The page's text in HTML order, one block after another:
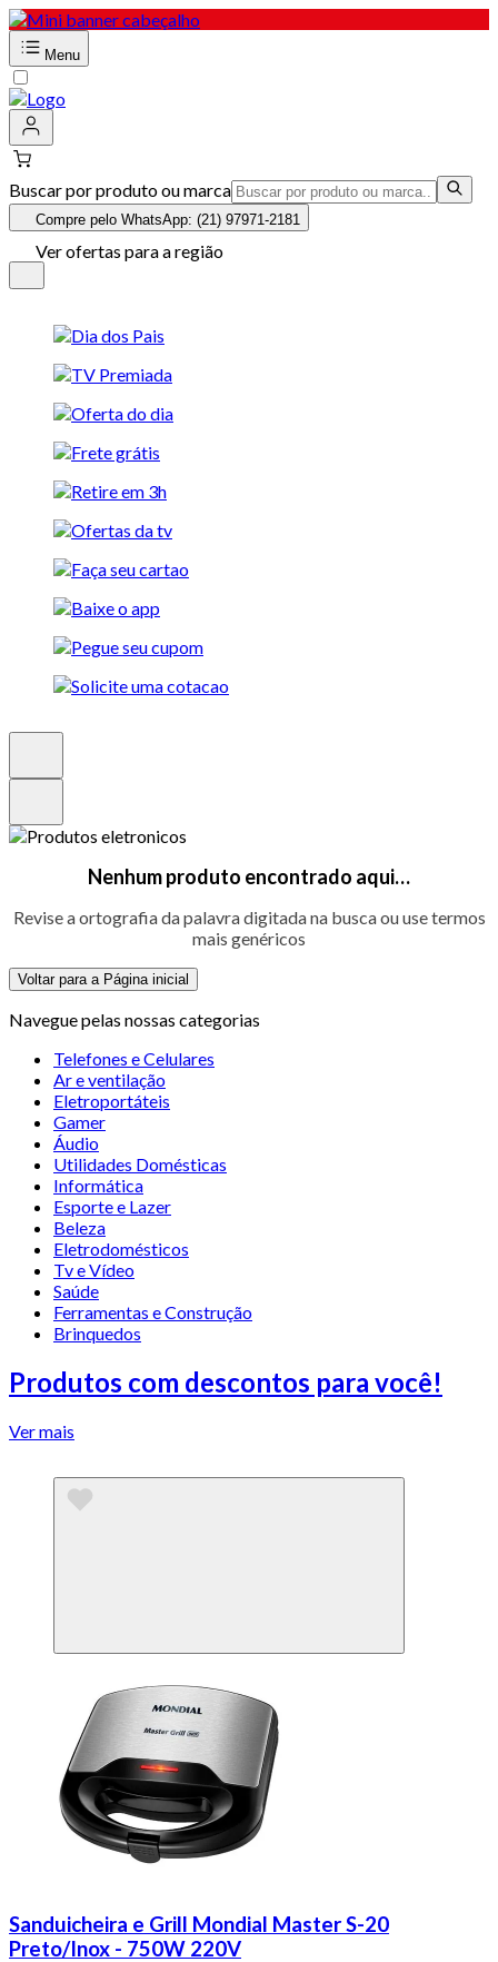
Menu
Buscar por produto ou marca
Compre pelo WhatsApp: (21) 97971-2181
Ver ofertas para a região
Nenhum produto encontrado aqui…
Revise a ortografia da palavra digitada na busca ou use termos
mais genéricos
Voltar para a Página inicial
Navegue pelas nossas categorias
Telefones e Celulares
Ar e ventilação
Eletroportáteis
Gamer
Áudio
Utilidades Domésticas
Informática
Esporte e Lazer
Beleza
Eletrodomésticos
Tv e Vídeo
Saúde
Ferramentas e Construção
Brinquedos
Produtos com descontos para você!
Ver mais
Sanduicheira e Grill Mondial Master S-20
Preto/Inox - 750W 220V